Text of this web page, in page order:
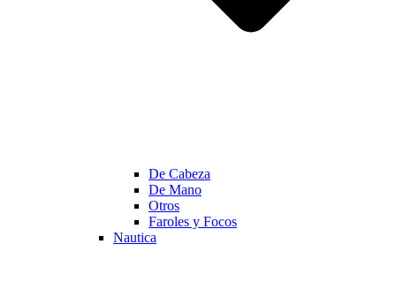
De Cabeza
De Mano
Otros
Faroles y Focos
Nautica